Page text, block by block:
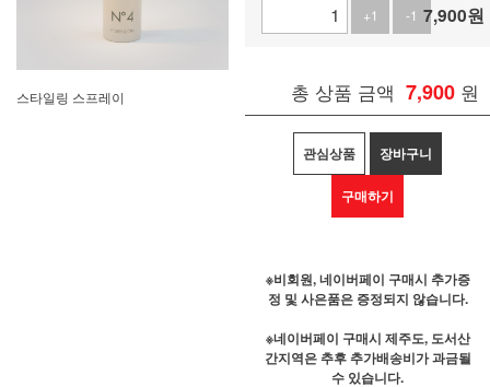
스타일링 스프레이
+1
-1 7,900원
총 상품 금액 7,900 원
관심상품 장바구니
구매하기
※비회원, 네이버페이 구매시 추가증
정 및 사은품은 증정되지 않습니다.
※네이버페이 구매시 제주도, 도서산
간지역은 추후 추가배송비가 과금될
수 있습니다.